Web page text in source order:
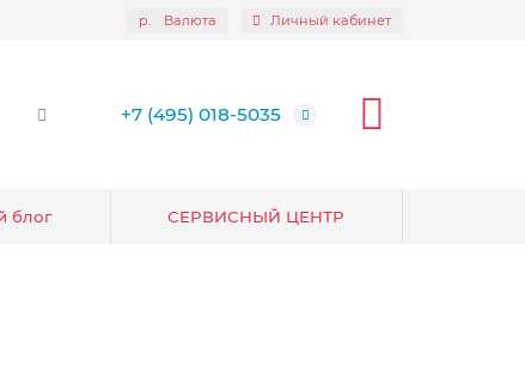
р. Валюта Личный кабинет
+7 (495) 018-5035
блог СЕРВИСНЫЙ ЦЕНТР